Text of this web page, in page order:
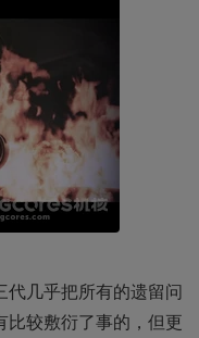
几乎把所有的遗留问
较敷衍了事的，但更